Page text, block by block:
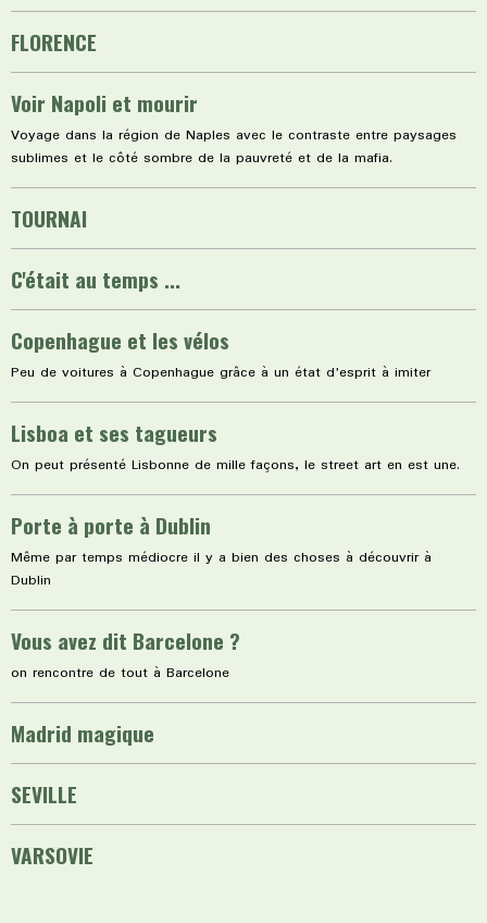
FLORENCE
Voir Napoli et mourir
Voyage dans la région de Naples avec le contraste entre paysages
sublimes et le côté sombre de la pauvreté et de la mafia.
TOURNAI
C'était au temps ...
Copenhague et les vélos
Peu de voitures à Copenhague grâce à un état d'esprit à imiter
Lisboa et ses tagueurs
On peut présenté Lisbonne de mille façons, le street art en est une.
Porte à porte à Dublin
Même par temps médiocre il y a bien des choses à découvrir à
Dublin
Vous avez dit Barcelone ?
on rencontre de tout à Barcelone
Madrid magique
SEVILLE
VARSOVIE